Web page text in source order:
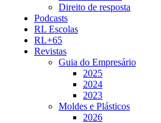
Direito de resposta
Podcasts
RL Escolas
RL+65
Revistas
Guia do Empresário
2025
2024
2023
Moldes e Plásticos
2026